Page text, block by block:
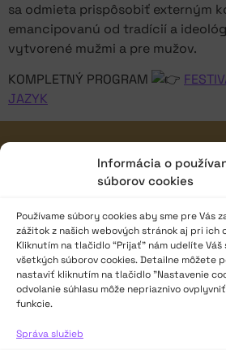
Informácia o
súborov cookies
Používame súbory cookies aby sme pre Vás
zážitok z našich webových stránok aj pri ich
Kliknutím na tlačidlo “Prijať” nám udelíte Váš
všetkých súborov cookies. Detailne môžete
nastaviť kliknutím na tlačidlo "Nastavenie
odvolanie súhlasu môže nepriaznivo
funkcie.
Správa služieb
sa odmieta prispôsobiť externým
emancipovanú od tradícií a
vytvorené mužmi a pre mužov.
KOMPLETNÝ PROGRAM
JAZYK
ISSN: 2730-1257
Nám. SNP č. 12, 812 34 Bratislava
Slovenská republika
2023–2025 ©Národné
Logofont by